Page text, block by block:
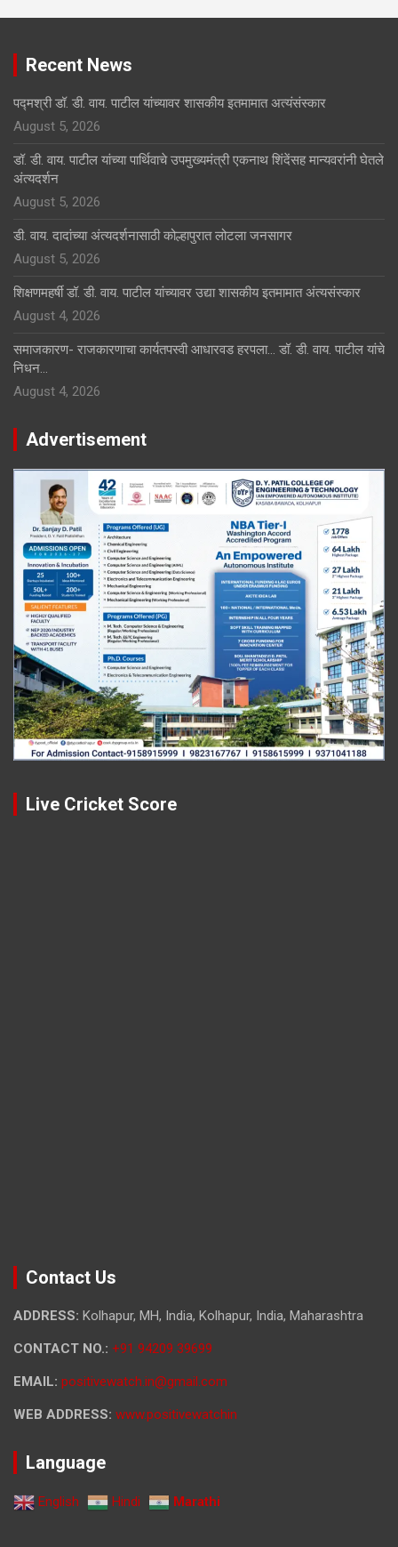
Recent News
पद्मश्री डॉ. डी. वाय. पाटील यांच्यावर शासकीय इतमामात अत्यंसंस्कार
August 5, 2026
डॉ. डी. वाय. पाटील यांच्या पार्थिवाचे उपमुख्यमंत्री एकनाथ शिंदेंसह मान्यवरांनी घेतले
अंत्यदर्शन
August 5, 2026
डी. वाय. दादांच्या अंत्यदर्शनासाठी कोल्हापुरात लोटला जनसागर
August 5, 2026
शिक्षणमहर्षी डॉ. डी. वाय. पाटील यांच्यावर उद्या शासकीय इतमामात अंत्यसंस्कार
August 4, 2026
समाजकारण- राजकारणाचा कार्यतपस्वी आधारवड हरपला… डॉ. डी. वाय. पाटील यांचे
निधन…
August 4, 2026
Advertisement
Live Cricket Score
Contact Us
ADDRESS: Kolhapur, MH, India, Kolhapur, India, Maharashtra
CONTACT NO.: +91 94209 39699
EMAIL: positivewatch.in@gmail.com
WEB ADDRESS: www.positivewatchin
Language
English Hindi Marathi